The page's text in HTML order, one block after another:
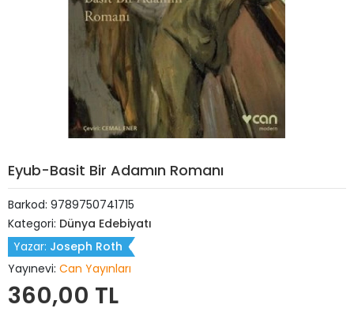
Eyub-Basit Bir Adamın Romanı
Barkod: 9789750741715
Kategori: Dünya Edebiyatı
Yazar: Joseph Roth
Yayınevi: Can Yayınları
360,00 TL